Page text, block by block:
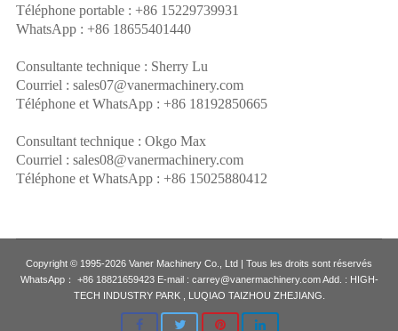
Téléphone portable : +86 15229739931
WhatsApp : +86 18655401440
Consultante technique : Sherry Lu
Courriel : sales07@vanermachinery.com
Téléphone et WhatsApp : +86 18192850665
Consultant technique : Okgo Max
Courriel : sales08@vanermachinery.com
Téléphone et WhatsApp : +86 15025880412
Copyright © 1995-2026 Vaner Machinery Co., Ltd | Tous les droits sont réservés
WhatsApp： +86 18821659423 E-mail : carrey@vanermachinery.com Add. : HIGH-
TECH INDUSTRY PARK , LUQIAO TAIZHOU ZHEJIANG.